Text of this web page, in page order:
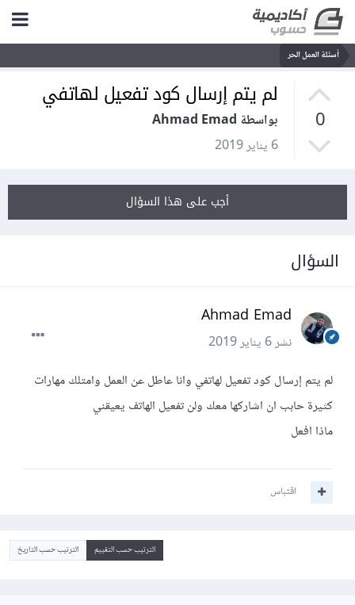
أسئلة العمل الحر
0
لم يتم إرسال كود تفعيل لهاتفي
بواسطة Ahmad Emad
6 يناير 2019
أجب على هذا السؤال
السؤال
Ahmad Emad
نشر6 يناير 2019
لم يتم إرسال كود تفعيل لهاتفي وانا عاطل عن العمل وامتلك مهارات
كثيرة حابب ان اشاركها معك ولن تفعيل الهاتف يعيقني
ماذا افعل
اقتباس
الترتيب حسب التقييم الترتيب حسب التاريخ